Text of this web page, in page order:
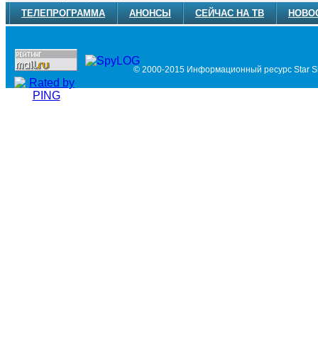
ТЕЛЕПРОГРАММА АНОНСЫ СЕЙЧАС НА ТВ
© 2000-2015 Информационный ресурс Star